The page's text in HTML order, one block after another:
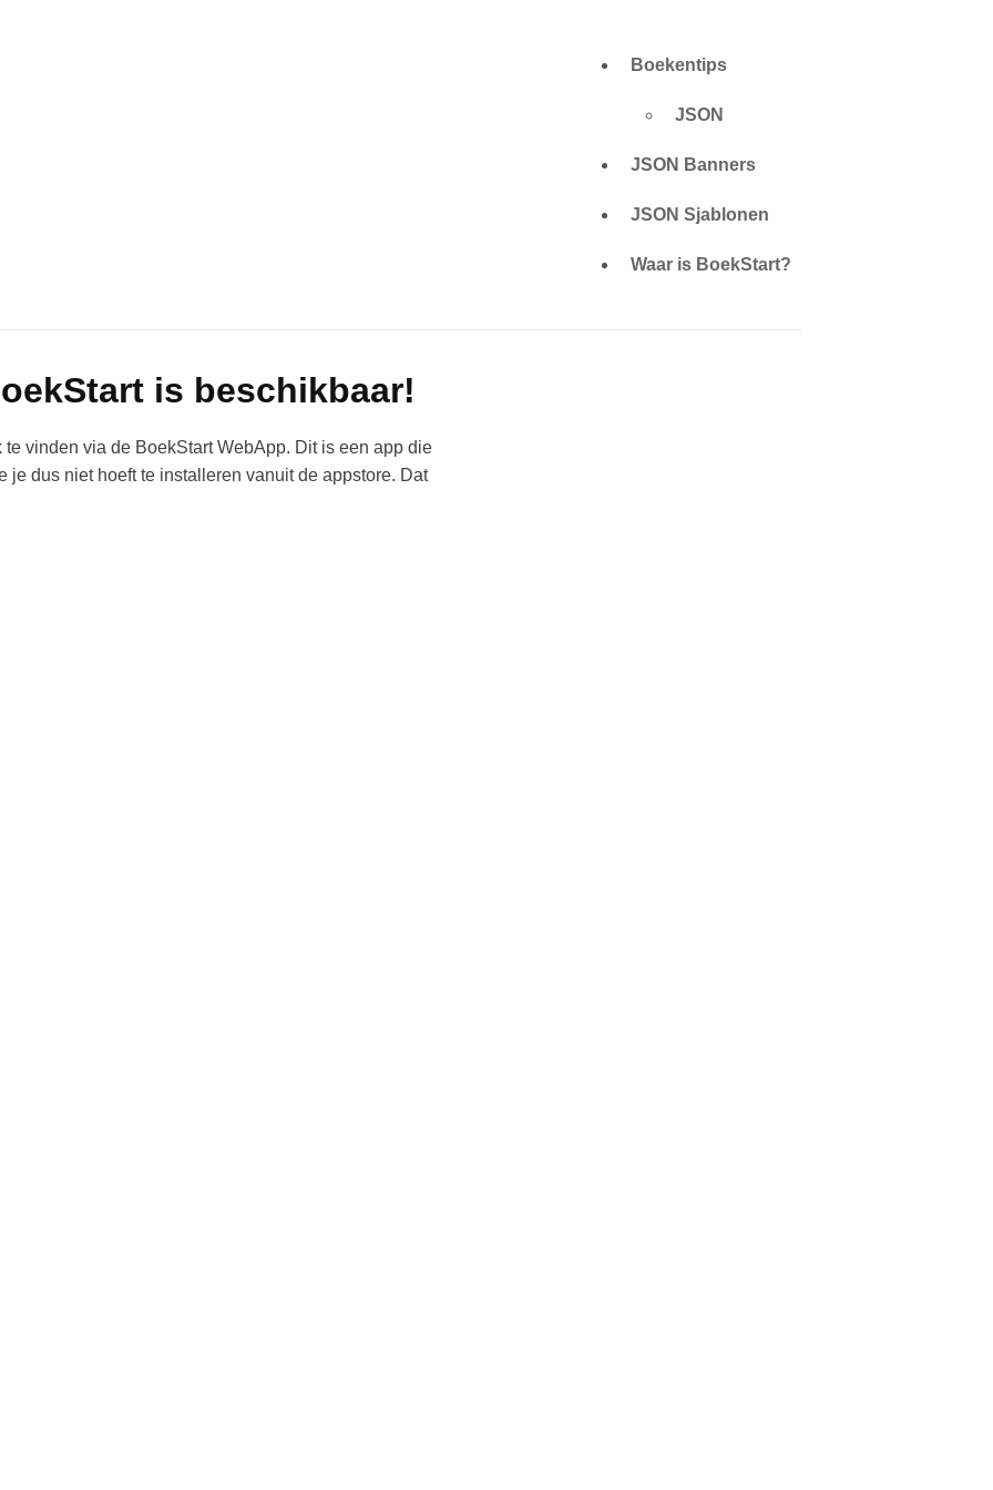
Boekentips
JSON
JSON Banners
JSON Sjablonen
Waar is BoekStart?
is beschikbaar!
vinden via de BoekStart WebApp. Dit is een app die
dus niet hoeft te installeren vanuit de appstore. Dat